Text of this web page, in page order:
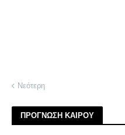
Νεότερη
ΠΡΟΓΝΩΣΗ ΚΑΙΡΟΥ